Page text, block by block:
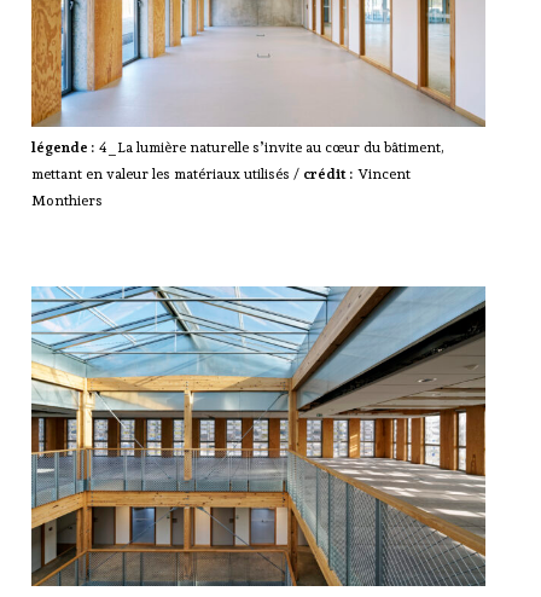
légende : 4_La lumière naturelle s’invite au cœur du bâtiment,
mettant en valeur les matériaux utilisés / crédit : Vincent
Monthiers